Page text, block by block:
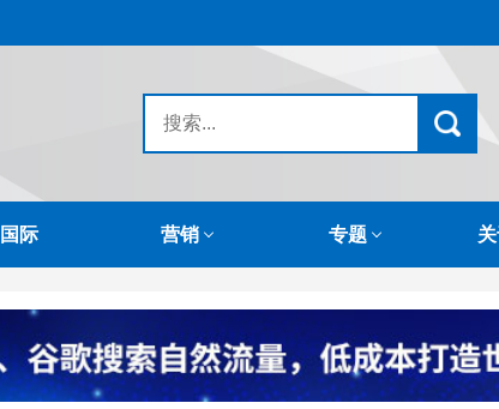
国际 营销 专题